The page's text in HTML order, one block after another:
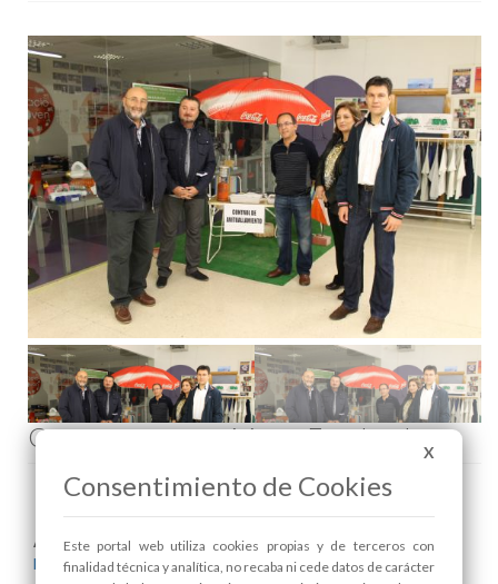
Comenta esta noticia en Facebook
Areas relacionadas:
Deportes
X
Consentimiento de Cookies
Este portal web utiliza cookies propias y de terceros con
finalidad técnica y analítica, no recaba ni cede datos de carácter